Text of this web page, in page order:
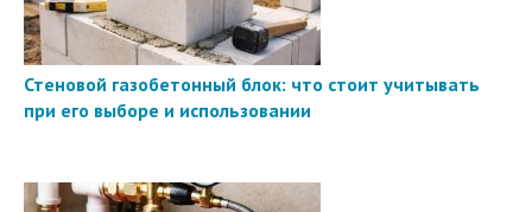
Стеновой газобетонный блок: что стоит учитывать
при его выборе и использовании